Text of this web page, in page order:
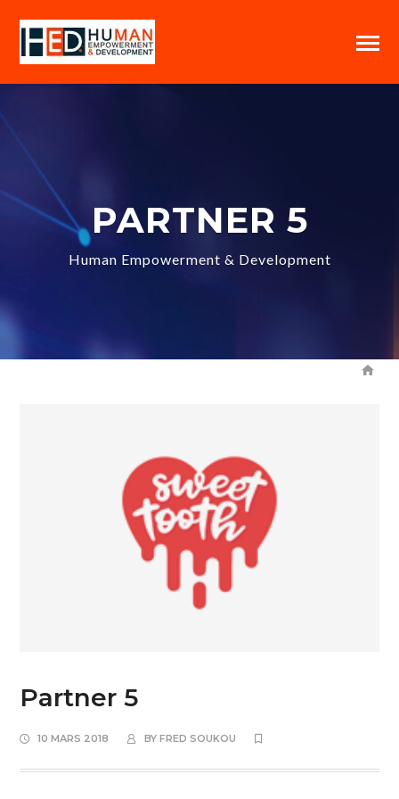
PARTNER 5
Human Empowerment & Development
Partner 5
10 MARS 2018 BYFRED SOUKOU